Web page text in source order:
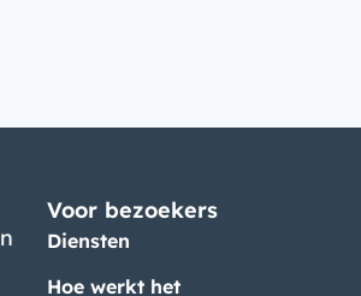
Voor bezoekers
Diensten
Hoe werkt het